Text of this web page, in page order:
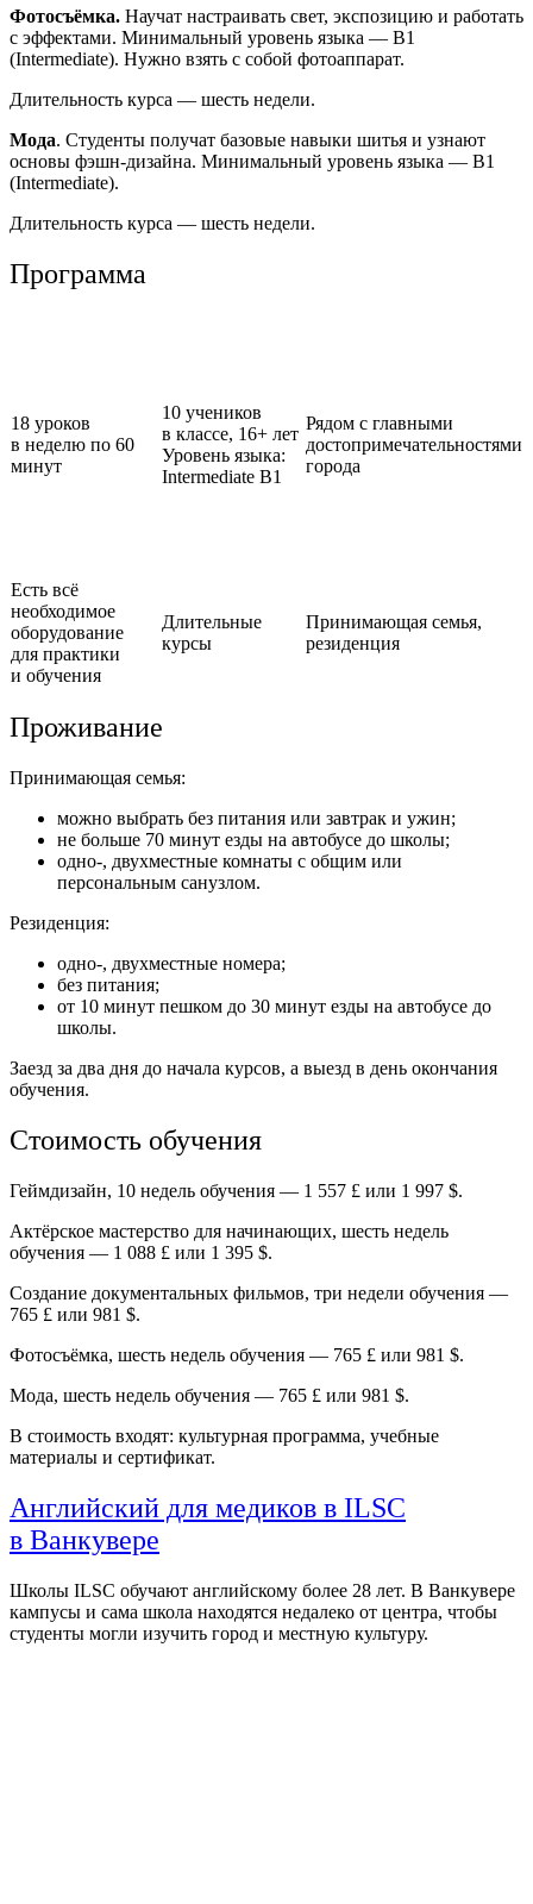
Фотосъёмка. Научат настраивать свет, экспозицию и работать
с эффектами. Минимальный уровень языка — B1
(Intermediate). Нужно взять с собой фотоаппарат.
Длительность курса — шесть недели.
Мода. Студенты получат базовые навыки шитья и узнают
основы фэшн-дизайна. Минимальный уровень языка — B1
(Intermediate).
Длительность курса — шесть недели.
Программа
18 уроков
в неделю по 60
минут
10 учеников
в классе, 16+ лет
Уровень языка:
Intermediate B1
Рядом с главными
достопримечательностями
города
Есть всё
необходимое
оборудование
для практики
и обучения
Длительные
курсы
Принимающая семья,
резиденция
Проживание
Принимающая семья:
можно выбрать без питания или завтрак и ужин;
не больше 70 минут езды на автобусе до школы;
одно-, двухместные комнаты с общим или
персональным санузлом.
Резиденция:
одно-, двухместные номера;
без питания;
от 10 минут пешком до 30 минут езды на автобусе до
школы.
Заезд за два дня до начала курсов, а выезд в день окончания
обучения.
Стоимость обучения
Геймдизайн, 10 недель обучения — 1 557 £ или 1 997 $.
Актёрское мастерство для начинающих, шесть недель
обучения — 1 088 £ или 1 395 $.
Создание документальных фильмов, три недели обучения —
765 £ или 981 $.
Фотосъёмка, шесть недель обучения — 765 £ или 981 $.
Мода, шесть недель обучения — 765 £ или 981 $.
В стоимость входят: культурная программа, учебные
материалы и сертификат.
Английский для медиков в ILSC
в Ванкувере
Школы ILSC обучают английскому более 28 лет. В Ванкувере
кампусы и сама школа находятся недалеко от центра, чтобы
студенты могли изучить город и местную культуру.